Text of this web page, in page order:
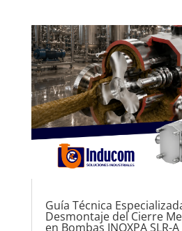
Guía Técnica
Desmontaje del Cierre
en Bombas INOXPA SLR-A